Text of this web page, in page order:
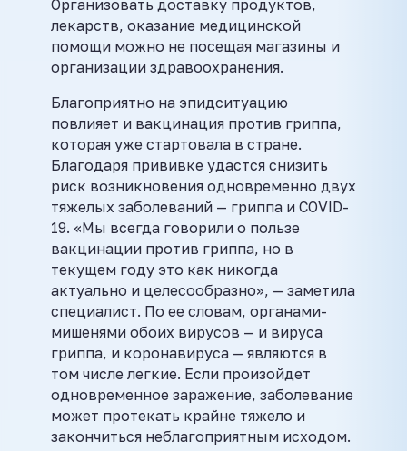
Организовать доставку продуктов,
лекарств, оказание медицинской
помощи можно не посещая магазины и
организации здравоохранения.
Благоприятно на эпидситуацию
повлияет и вакцинация против гриппа,
которая уже стартовала в стране.
Благодаря прививке удастся снизить
риск возникновения одновременно двух
тяжелых заболеваний — гриппа и COVID-
19. «Мы всегда говорили о пользе
вакцинации против гриппа, но в
текущем году это как никогда
актуально и целесообразно», — заметила
специалист. По ее словам, органами-
мишенями обоих вирусов — и вируса
гриппа, и коронавируса — являются в
том числе легкие. Если произойдет
одновременное заражение, заболевание
может протекать крайне тяжело и
закончиться неблагоприятным исходом.